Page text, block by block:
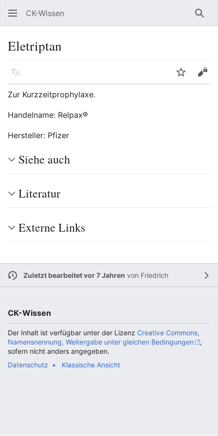
CK-Wissen
Eletriptan
Sprache
Zur Kurzzeitprophylaxe.
Handelname: Relpax®
Hersteller: Pfizer
Siehe auch
Literatur
Externe Links
Zuletzt bearbeitet vor 7 Jahren von Friedrich
CK-Wissen
Der Inhalt ist verfügbar unter der Lizenz Creative Commons,
Namensnennung, Weitergabe unter gleichen Bedingungen
,
sofern nicht anders angegeben.
Datenschutz
Klassische Ansicht